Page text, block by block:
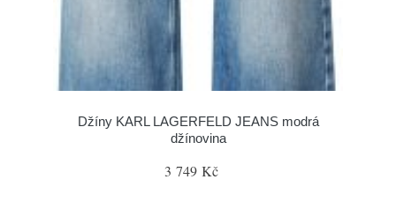
Džíny KARL LAGERFELD JEANS modrá
džínovina
3 749 Kč